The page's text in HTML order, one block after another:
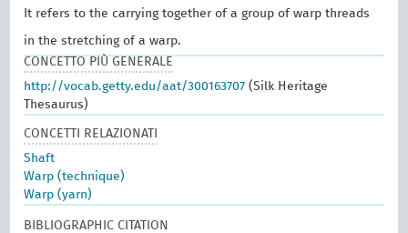
It refers to the carrying together of a group of warp threads
in the stretching of a warp.
CONCETTO PIÙ GENERALE
http://vocab.getty.edu/aat/300163707 (Silk Heritage
Thesaurus)
CONCETTI RELAZIONATI
Shaft
Warp (technique)
Warp (yarn)
BIBLIOGRAPHIC CITATION